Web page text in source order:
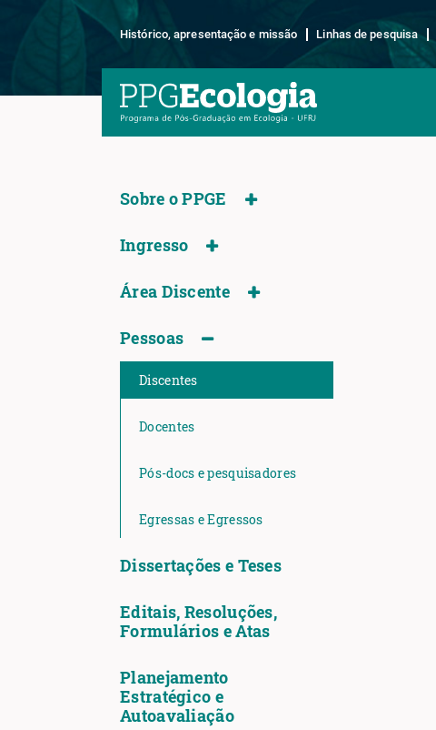
Histórico, apresentação e missão Linhas de pesquisa
Sobre o PPGE
Ingresso
Área Discente
Pessoas
Discentes
Docentes
Pós-docs e pesquisadores
Egressas e Egressos
Dissertações e Teses
Editais, Resoluções,
Formulários e Atas
Planejamento
Estratégico e
Autoavaliação